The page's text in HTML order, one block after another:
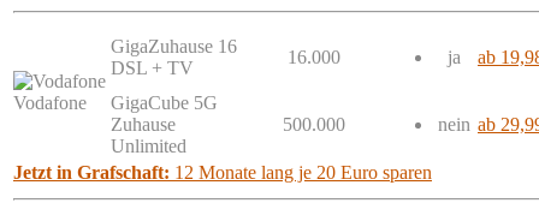
Vodafone
GigaZuhause 16
DSL + TV
16.000 ja ab
GigaCube 5G
Zuhause
Unlimited
500.000 nein ab
Jetzt in Grafschaft: 12 Monate lang je 20 Euro sparen